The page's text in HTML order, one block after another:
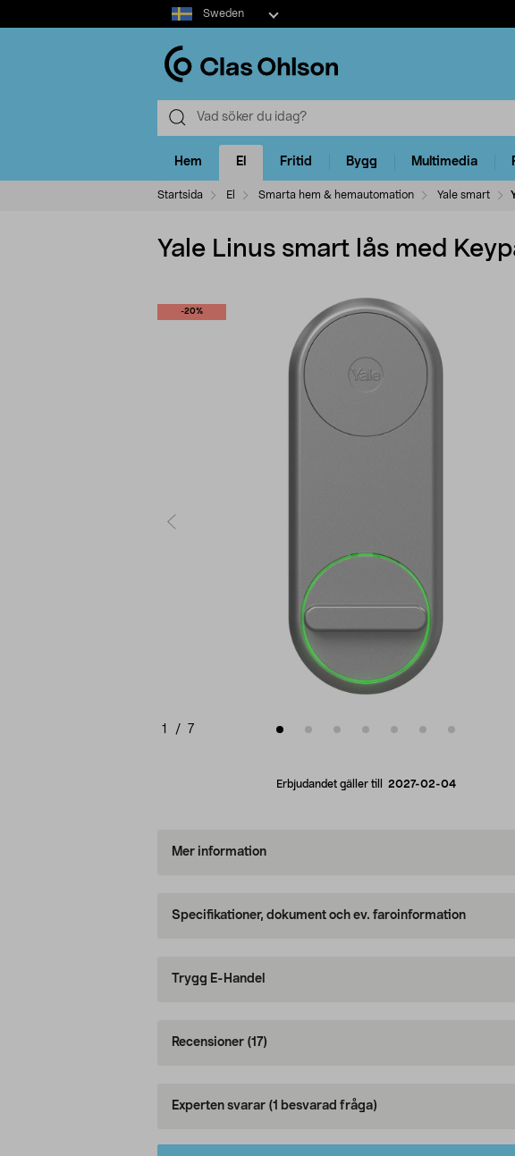
Select
market
Sweden
Hem El Fritid Bygg Multimedia
Startsida El Smarta hem & hemautomation Yale smart
Yale Linus smart lås med
-20%
1 / 7
Erbjudandet gäller till 2027-02-04
Mer information
Specifikationer, dokument och ev. faroinformation
Trygg E-Handel
Recensioner (17)
Experten svarar (1 besvarad fråga)